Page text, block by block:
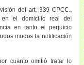
del art. 339 CPCC.,
el domicilio real del
en tanto el perjuicio
modos la notificación
cuanto omitió tratar lo